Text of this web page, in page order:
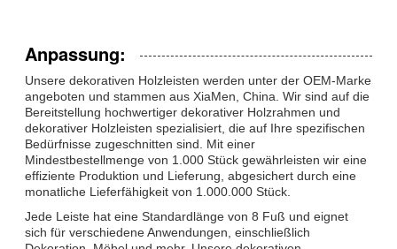
Anpassung:
Unsere dekorativen Holzleisten werden unter der OEM-Marke
angeboten und stammen aus XiaMen, China. Wir sind auf die
Bereitstellung hochwertiger dekorativer Holzrahmen und
dekorativer Holzleisten spezialisiert, die auf Ihre spezifischen
Bedürfnisse zugeschnitten sind. Mit einer
Mindestbestellmenge von 1.000 Stück gewährleisten wir eine
effiziente Produktion und Lieferung, abgesichert durch eine
monatliche Lieferfähigkeit von 1.000.000 Stück.
Jede Leiste hat eine Standardlänge von 8 Fuß und eignet
sich für verschiedene Anwendungen, einschließlich